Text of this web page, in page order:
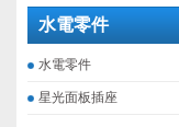
水電零件
水電零件
星光面板插座